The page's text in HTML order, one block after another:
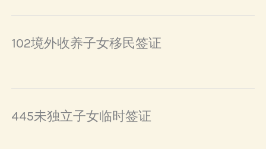
102境外收养子女移民签证
445未独立子女临时签证